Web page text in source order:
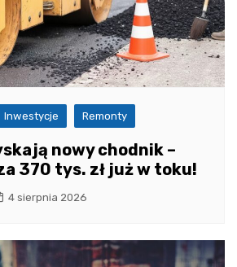
Inwestycje Remonty
nowy chodnik –
370 tys. zł już w toku!
4 sierpnia 2026